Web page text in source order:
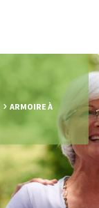
ARMOIRE À